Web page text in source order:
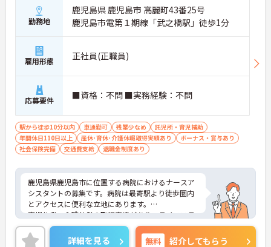
勤務地
鹿児島県 鹿児島市 高麗町43番25号
鹿児島市電第１期線「武之橋駅」徒歩1分
雇用形態 正社員(正職員)
応募要件 ■資格：不問 ■実務経験：不問
駅から徒歩10分以内 車通勤可 残業少なめ
託児所・育児補助
年間休日110日以上
産休･育休･介護休暇取得実績あり
ボーナス・賞与あり
社会保険完備
交通費支給 退職金制度あり
鹿児島県鹿児島市に位置する病院におけるナースア
シスタントの募集です。病院は最寄駅より徒歩圏内
とアクセスに便利な立地にあります。
育児休業・介護休業の取得実績があり、ライフステ
ージが変化しても安心してお勤めいただける環境で
す。また、年間休日は123日もあり、プライベート
詳細を見る 無料 紹介してもらう